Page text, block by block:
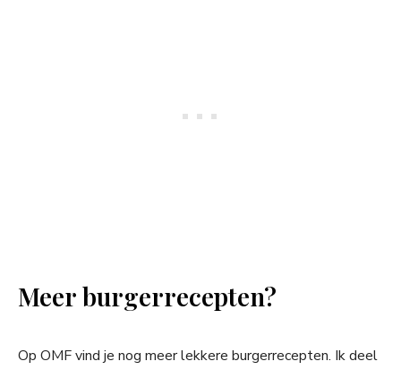
Meer burgerrecepten?
Op OMF vind je nog meer lekkere burgerrecepten. Ik deel